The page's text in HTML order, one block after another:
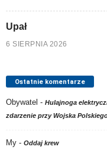
Upał
6 SIERPNIA 2026
Ostatnie komentarze
Obywatel - Hulajnoga
zdarzenie przy Wojska
My - Oddaj krew